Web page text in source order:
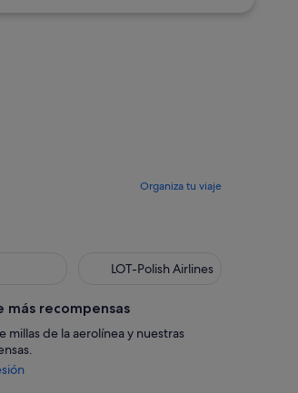
Organiza tu viaje
LOT-Polish Airlines
LOT-Polish Airlines
más recompensas
millas de la aerolínea y nuestras